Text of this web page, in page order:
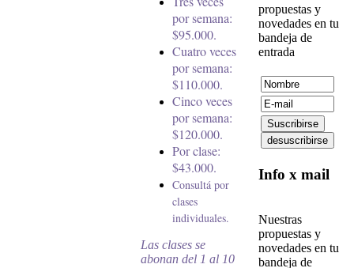
por semana:
$95.000.
Cuatro veces
por semana:
$110.000.
Cinco veces
por semana:
$120.000.
Por clase:
$43.000.
Consultá por
clases
individuales.
Las clases se
abonan del 1 al 10
propuestas y
novedades en tu
bandeja de
entrada
Info x mail
Nuestras
propuestas y
novedades en tu
bandeja de